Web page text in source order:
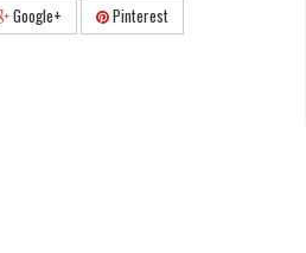
Google+ Pinterest